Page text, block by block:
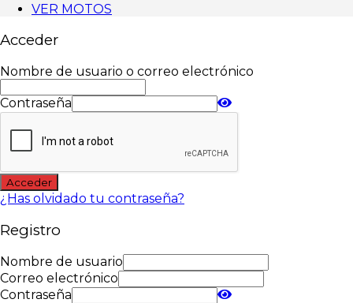
VER MOTOS
Acceder
Nombre de usuario o correo electrónico
Contraseña
Acceder
¿Has olvidado tu contraseña?
Registro
Nombre de usuario
Correo electrónico
Contraseña